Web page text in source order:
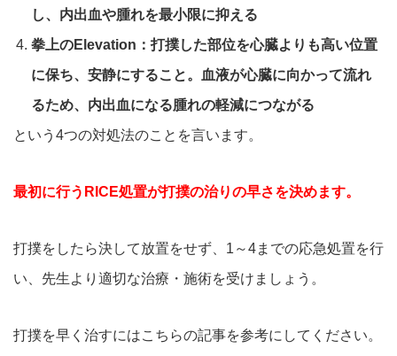
し、内出血や腫れを最小限に抑える
拳上のElevation：打撲した部位を心臓よりも高い位置
に保ち、安静にすること。血液が心臓に向かって流れ
るため、内出血になる腫れの軽減につながる
という4つの対処法のことを言います。
最初に行うRICE処置が打撲の治りの早さを決めます。
打撲をしたら決して放置をせず、1～4までの応急処置を行
い、先生より適切な治療・施術を受けましょう。
打撲を早く治すにはこちらの記事を参考にしてください。